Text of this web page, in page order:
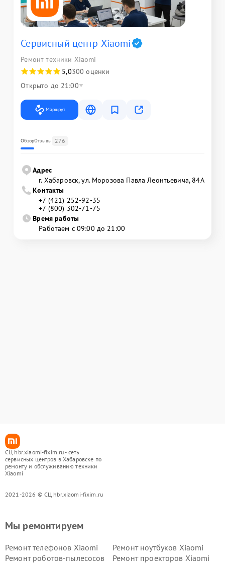
Сервисный центр Xiaomi
Ремонт техники Xiaomi
5,0300 оценки
Открыто до 21:00
Маршрут
ОбзорОтзывы 276
Адрес
г. Хабаровск, ул. Морозова Павла Леонтьевича, 84А
Контакты
+7 (421) 252-92-35
+7 (800) 302-71-75
Время работы
Работаем с 09:00 до 21:00
СЦ hbr.xiaomi-fixim.ru - сеть
сервисных центров в Хабаровске по
ремонту и обслуживанию техники
Xiaomi
2021-2026 © СЦ hbr.xiaomi-fixim.ru
Мы ремонтируем
Ремонт телефонов Xiaomi
Ремонт ноутбуков Xiaomi
Ремонт роботов-пылесосов
Ремонт проекторов Xiaomi